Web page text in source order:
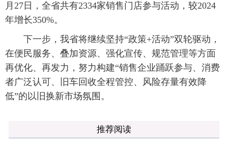
月27日，全省共有2334家销售门店参与活动，较2024
年增长350%。
下一步，我省将继续坚持“政策+活动”双轮驱动，
在便民服务、叠加资源、强化宣传、规范管理等方面
再优化、再发力，努力构建“销售企业踊跃参与、消费
者广泛认可、旧车回收全程管控、风险存量有效降
低”的以旧换新市场氛围。
推荐阅读